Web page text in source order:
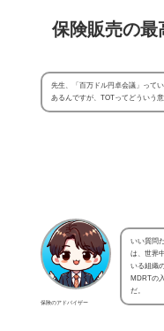
保険販売の最
先生、「百万ドル円卓会議」って
あるんですが、TOTってどういう
保険のアドバイザー
いい質問
は、世界
いる組織
MDRTの
だ。